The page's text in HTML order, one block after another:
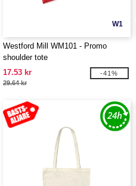
W1
Westford Mill WM101 - Promo
shoulder tote
17.53 kr
29.64 kr
-41%